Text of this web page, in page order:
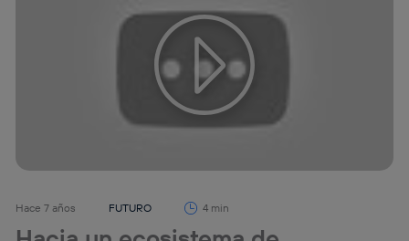
Hace 7 años FUTURO 4 min